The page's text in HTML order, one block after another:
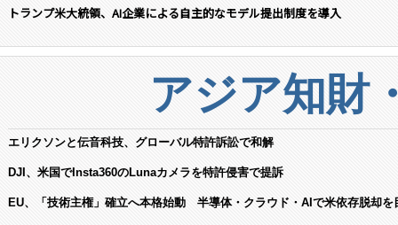
トランプ米大統領、AI企業による自主的なモデル提出制度を導入
アジア知財
エリクソンと伝音科技、グローバル特許訴訟で和解
DJI、米国でInsta360のLunaカメラを特許侵害で提訴
EU、「技術主権」確立へ本格始動 半導体・クラウド・AIで米依存脱却を